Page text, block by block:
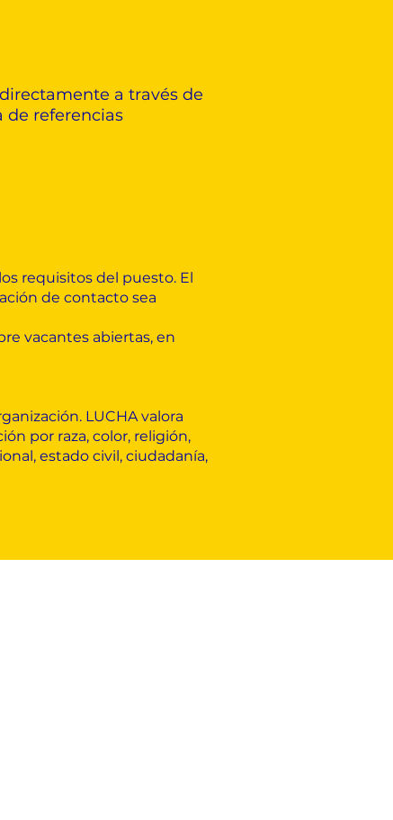
a través de
de referencias
requisitos del puesto. El
de contacto sea
vacantes abiertas, en
LUCHA valora
por raza, color, religión,
estado civil, ciudadanía,